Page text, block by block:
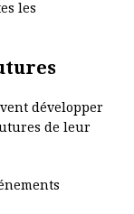
les
développer
de leur